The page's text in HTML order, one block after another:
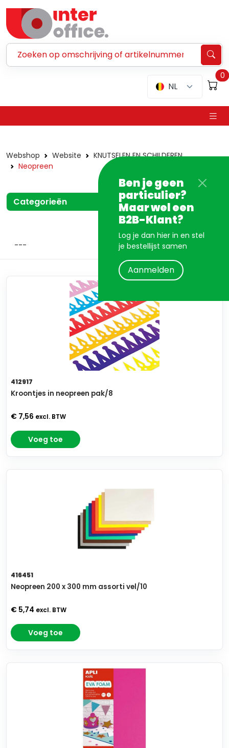
NL
0
Ben je geen
particulier?
Maar wel een
B2B-Klant?
Log je dan hier in en stel
je bestellijst samen
Aanmelden
Webshop Website
KNUTSELEN EN SCHILDEREN
Neopreen
Categorieën
412917
Kroontjes in neopreen pak/8
€ 7,56 excl. BTW
Voeg toe
416451
Neopreen 200 x 300 mm assorti vel/10
€ 5,74 excl. BTW
Voeg toe